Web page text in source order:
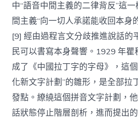
中“語音中間主義的二律背反”這
間主義“向一切人承諾能收回本身
[9] 經由過程言文分歧推進說話的
民可以書寫本身聲響。1929 年瞿
成了《中國拉丁字的字母》，這
化新文字計劃”的雛形，是全部拉
發點。繚繞這個拼音文字計劃，
話狀態停止階層剖析，進而提出